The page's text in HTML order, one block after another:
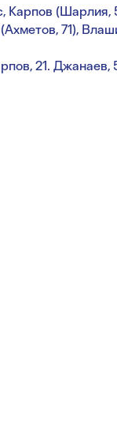
Карпов (Шарлия,
71),
21. Джанаев,